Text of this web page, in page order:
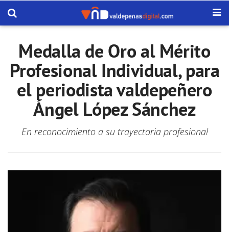
Medalla de Oro al Mérito
Profesional Individual, para
el periodista valdepeñero
Ángel López Sánchez
En reconocimiento a su trayectoria profesional